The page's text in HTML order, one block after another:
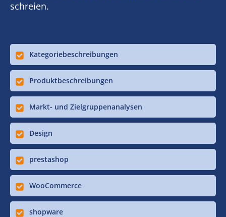
schreien.
Kategoriebeschreibungen
Produktbeschreibungen
Markt- und Zielgruppenanalysen
Design
prestashop
WooCommerce
shopware